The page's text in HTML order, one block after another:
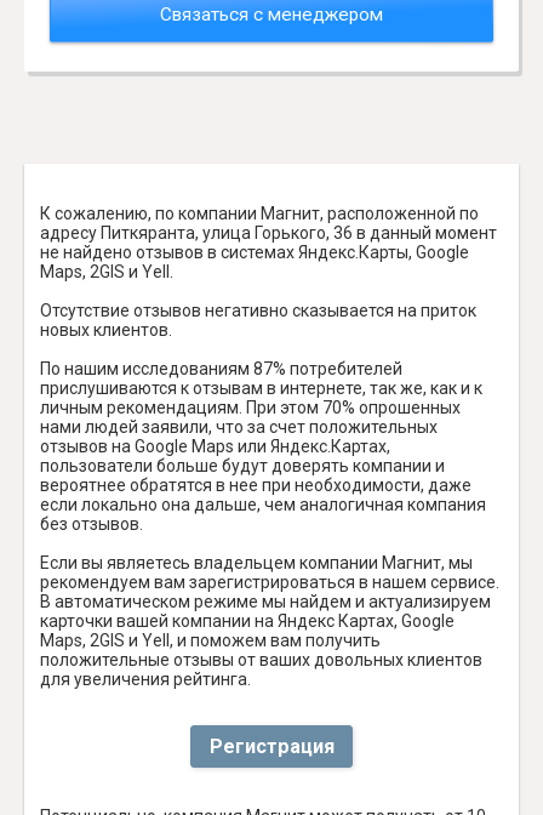
Связаться с менеджером
К сожалению, по компании Магнит, расположенной по
адресу Питкяранта, улица Горького, 36 в данный момент
не найдено отзывов в системах Яндекс.Карты, Google
Maps, 2GIS и Yell.
Отсутствие отзывов негативно сказывается на приток
новых клиентов.
По нашим исследованиям 87% потребителей
прислушиваются к отзывам в интернете, так же, как и к
личным рекомендациям. При этом 70% опрошенных
нами людей заявили, что за счет положительных
отзывов на Google Maps или Яндекс.Картах,
пользователи больше будут доверять компании и
вероятнее обратятся в нее при необходимости, даже
если локально она дальше, чем аналогичная компания
без отзывов.
Если вы являетесь владельцем компании Магнит, мы
рекомендуем вам зарегистрироваться в нашем сервисе.
В автоматическом режиме мы найдем и актуализируем
карточки вашей компании на Яндекс Картах, Google
Maps, 2GIS и Yell, и поможем вам получить
положительные отзывы от ваших довольных клиентов
для увеличения рейтинга.
Регистрация